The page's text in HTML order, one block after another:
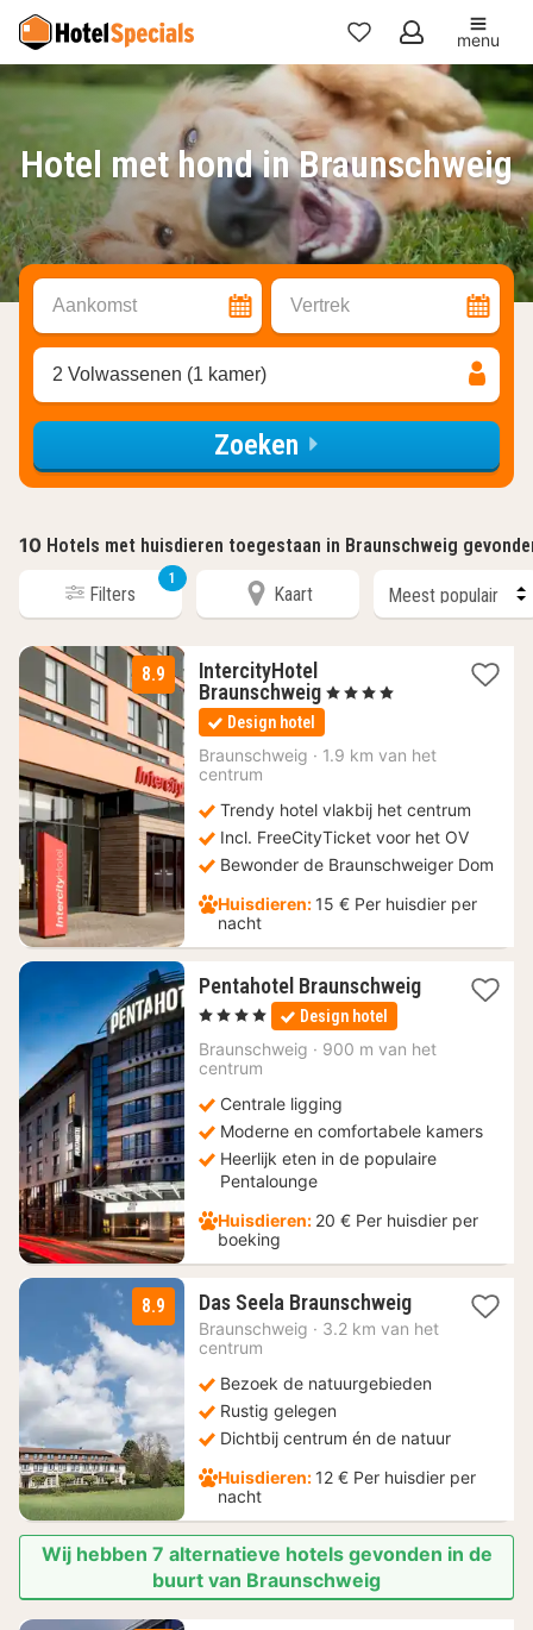
Mijn
favorieten
menu
Hotel met hond in Braunschweig
Aankomst Vertrek
2 Volwassenen (1 kamer)
Zoeken
10 Hotels met huisdieren toegestaan in Braunschweig
Filters
1
Kaart
8.9
IntercityHotel
Braunschweig 3
nachten
vanaf
53
, 4 Sterren
Design hotel
Braunschweig · 1.9 km van het
centrum
Trendy hotel vlakbij het centrum
Incl. FreeCityTicket voor het OV
Bewonder de Braunschweiger Dom
Huisdieren: 15 € Per huisdier per
nacht
Pentahotel Braunschweig1
92,70
, 4 Sterren Design hotel
Braunschweig · 900 m van het
centrum
Centrale ligging
Moderne en comfortabele kamers
Heerlijk eten in de populaire
Pentalounge
Huisdieren: 20 € Per huisdier per
boeking
8.9 Das Seela Braunschweig1
nacht
€
Braunschweig · 3.2 km van het
centrum
Bezoek de natuurgebieden
Rustig gelegen
Dichtbij centrum én de natuur
Huisdieren: 12 € Per huisdier per
nacht
Wij hebben 7 alternatieve hotels gevonden in de
buurt van Braunschweig